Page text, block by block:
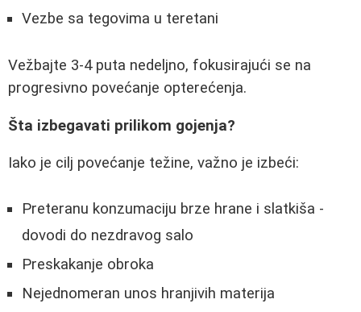
Vezbe sa tegovima u teretani
Vežbajte 3-4 puta nedeljno, fokusirajući se na
progresivno povećanje opterećenja.
Šta izbegavati prilikom gojenja?
Iako je cilj povećanje težine, važno je izbeći:
Preteranu konzumaciju brze hrane i slatkiša -
dovodi do nezdravog salo
Preskakanje obroka
Nejednomeran unos hranjivih materija